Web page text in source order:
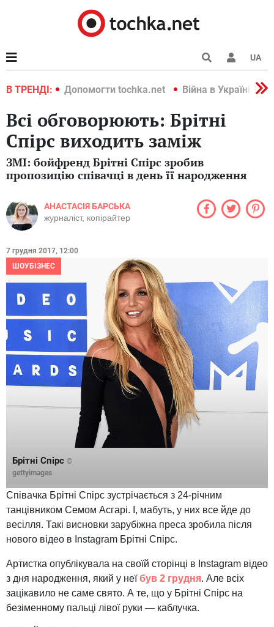
UA
В ТРЕНДІ:
2022 Допомогти tochka.net Війна в Україні 2022
Всі обговорюють: Брітні
Спірс виходить заміж
ЗМІ: бойфренд Брітні Спірс зробив
пропозицію співачці в день її народження
АНАСТАСІЯ БАРСЬКА
журналіст, копірайтер
7 грудня 2017, 12:00
ШОУБІЗНЕС
Брітні Спірс ©
gettyimages
Співачка Брітні Спірс зустрічається з 24-річним
танцівником Семом Асгарі. І, мабуть, у них все йде до
весілля. Такі висновки зарубіжна преса зробила після
нового відео в Instagram Брітні Спірс.
Артистка опублікувала на своїй сторінці в Instagram відео
з дня народження, який у неїбув 2 грудня. Але всіх
зацікавило не саме свято. А те, що у Брітні Спірс на
безіменному пальці лівої руки — каблучка.